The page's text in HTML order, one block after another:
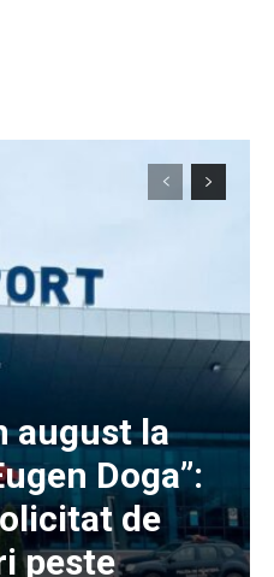
august la
Doga”:
de
peste